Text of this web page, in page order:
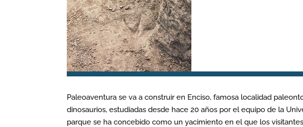
Paleoaventura se va a construir en Enciso, famosa localidad
dinosaurios, estudiadas desde hace 20 años por el equipo de la
parque se ha concebido como un yacimiento en el que los